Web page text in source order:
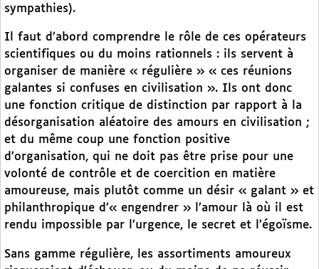
sympathies).
Il faut d’abord comprendre le rôle de ces opérateurs
scientifiques ou du moins rationnels : ils servent à
organiser de manière « régulière » « ces réunions
galantes si confuses en civilisation ». Ils ont donc
une fonction critique de distinction par rapport à la
désorganisation aléatoire des amours en civilisation ;
et du même coup une fonction positive
d’organisation, qui ne doit pas être prise pour une
volonté de contrôle et de coercition en matière
amoureuse, mais plutôt comme un désir « galant » et
philanthropique d’« engendrer » l’amour là où il est
rendu impossible par l’urgence, le secret et l’égoïsme.
Sans gamme régulière, les assortiments amoureux